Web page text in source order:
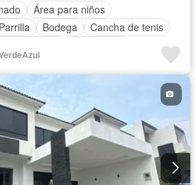
Área para niños
Parrilla Bodega
Cancha de tenis
de guardianía